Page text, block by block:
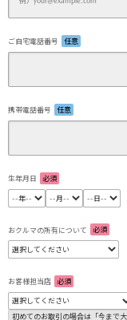
ご自宅電話番号 任意
携帯電話番号 任意
生年月日 必須
おクルマの所有について 必須
お客様担当店 必須
初めてのお取引の場合は「今まで